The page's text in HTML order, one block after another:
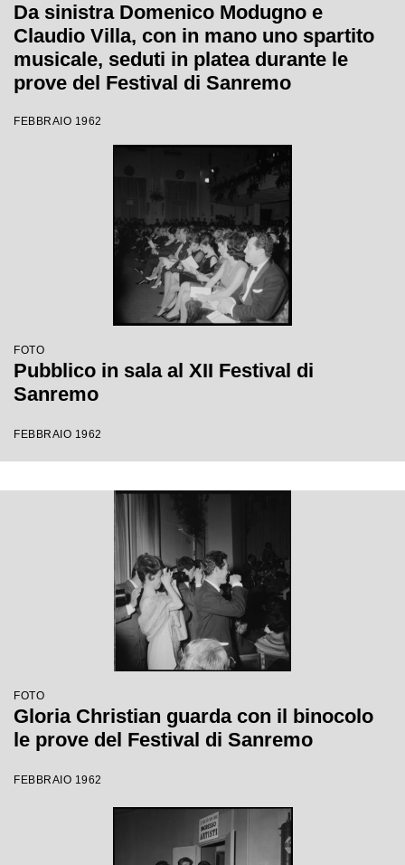
Da sinistra Domenico Modugno e
Claudio Villa, con in mano uno spartito
musicale, seduti in platea durante le
prove del Festival di Sanremo
FEBBRAIO 1962
FOTO
Pubblico in sala al XII Festival di
Sanremo
FEBBRAIO 1962
FOTO
Gloria Christian guarda con il binocolo
le prove del Festival di Sanremo
FEBBRAIO 1962